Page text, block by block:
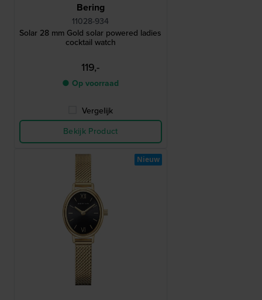
Bering
11028-934
Solar 28 mm Gold solar powered ladies
cocktail watch
119,-
● Op voorraad
Vergelijk
Bekijk Product
Nieuw